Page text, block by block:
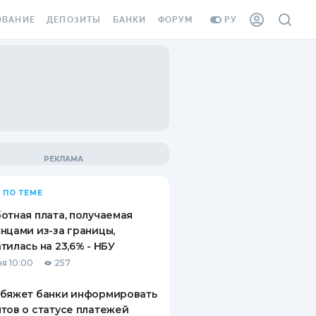
РУ
ВИНЬЕТКА
СОТРУДНИКОВ
ОТ
СЛУЧАЕВ
ДЕПОЗИТЫ
ВОПРОСЫ И ОТВЕТЫ
ПУТЕВОДИТЕЛИ ПО
СБЕРЕЖЕНИЯМ
БАНКИ ФОРУМ
ПО ТЕМЕ
плата, получаемая
из-за границы,
на 23,6% - НБУ
10:00 257
банки информировать
о статусе платежей